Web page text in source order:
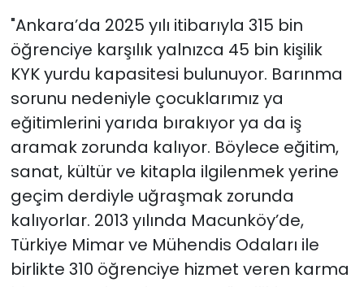
"Ankara’da 2025 yılı itibarıyla 315 bin
öğrenciye karşılık yalnızca 45 bin kişilik
KYK yurdu kapasitesi bulunuyor. Barınma
sorunu nedeniyle çocuklarımız ya
eğitimlerini yarıda bırakıyor ya da iş
aramak zorunda kalıyor. Böylece eğitim,
sanat, kültür ve kitapla ilgilenmek yerine
geçim derdiyle uğraşmak zorunda
kalıyorlar. 2013 yılında Macunköy’de,
Türkiye Mimar ve Mühendis Odaları ile
birlikte 310 öğrenciye hizmet veren karma